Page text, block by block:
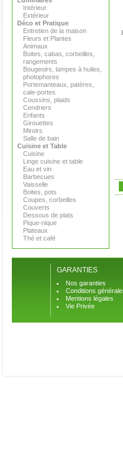
Intérieur
Extérieur
Déco et Pratique
Entretien de la maison
Fleurs et Plantes
Animaux
Boites, cabas, corbeilles,
rangements
Bougeoirs, lampes à huiles,
photophores
Portemanteaux, patères,
cale-portes
Coussins, plaids
Cendriers
Enfants
Girouettes
Miroirs
Salle de bain
Cuisine et Table
Cuisine
Linge cuisine et table
Eau et vin
Barbecues
Vaisselle
Boites, pots
Coupes, corbeilles
Couverts
Dessous de plats
Pique-nique
Plateaux
Thé et café
GARANTIES
Nos garanties
Conditions
Mentions légales
Vie Privée